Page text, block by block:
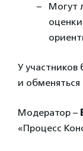
Могут
У участников
и
Модератор –
«Процесс